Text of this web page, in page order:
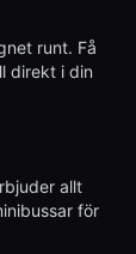
runt. Få
direkt i din
allt
för